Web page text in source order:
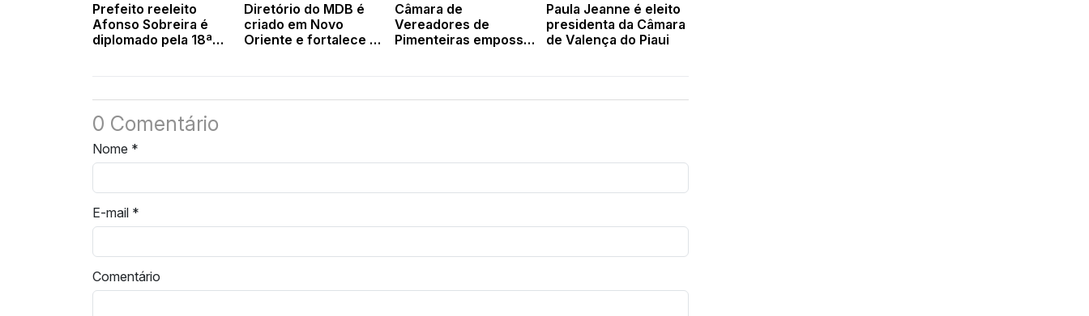
Prefeito reeleito
Afonso Sobreira é
diplomado pela 18ª
Diretório do MDB é
criado em Novo
Oriente e fortalece a
Câmara de
Vereadores de
Pimenteiras empossa
Paula Jeanne é eleito
presidenta da Câmara
de Valença do Piaui
0 Comentário
Nome *
E-mail *
Comentário